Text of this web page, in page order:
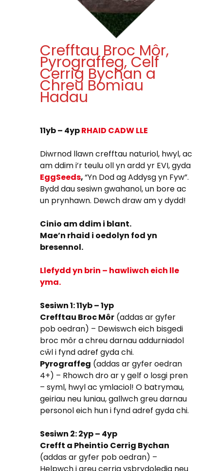
Crefftau Broc Môr,
Pyrograffeg, Celf
Cerrig Bychan a
Chreu Bomiau
Hadau
11yb – 4ypRHAID CADW LLE
Diwrnod llawn crefftau naturiol, hwyl, ac
am ddim i’r teulu oll yn ardd yr EVI, gyda
EggSeeds,“Yn Dod ag Addysg yn Fyw”.
Bydd dau sesiwn gwahanol, un bore ac
un prynhawn. Dewch draw am y dydd!
Cinio am ddim i blant.
Mae’n rhaid i oedolyn fod yn
bresennol.
Llefydd yn brin – hawliwch eich lle
yma.
Sesiwn 1: 11yb – 1yp
Crefftau Broc Môr (addas ar gyfer
pob oedran) – Dewiswch eich bisgedi
broc môr a chreu darnau addurniadol
cŵl i fynd adref gyda chi.
Pyrograffeg (addas ar gyfer oedran
4+) – Rhowch dro ar y gelf o losgi pren
– syml, hwyl ac ymlaciol! O batrymau,
geiriau neu luniau, gallwch greu darnau
personol eich hun i fynd adref gyda chi.
Sesiwn 2: 2yp – 4yp
Crefft a Pheintio Cerrig Bychan
(addas ar gyfer pob oedran) –